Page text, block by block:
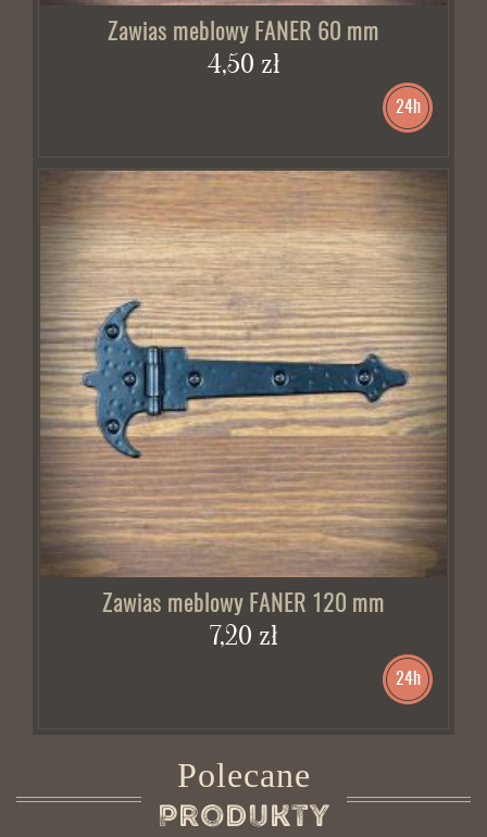
Zawias meblowy FANER 60 mm
4,50 zł
24h
Zawias meblowy FANER 120 mm
7,20 zł
24h
Polecane
Produkty